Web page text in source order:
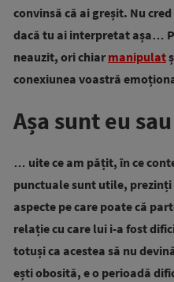
convinsă că ai greșit. Nu
dacă tu ai interpretat așa…
neauzit, ori chiarmanipulat
conexiunea voastră
Așa sunt eu
… uite ce am pățit, în ce
punctuale sunt utile,
aspecte pe care poate că
relație cu care lui i-a fost
totuși ca acestea să nu
ești obosită, e o perioadă